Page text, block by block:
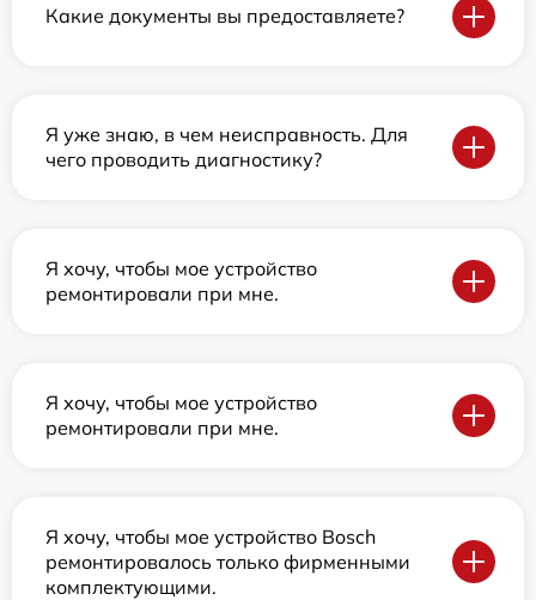
Какие документы вы предоставляете?
Я уже знаю, в чем неисправность. Для
чего проводить диагностику?
Я хочу, чтобы мое устройство
ремонтировали при мне.
Я хочу, чтобы мое устройство
ремонтировали при мне.
Я хочу, чтобы мое устройство Bosch
ремонтировалось только фирменными
комплектующими.